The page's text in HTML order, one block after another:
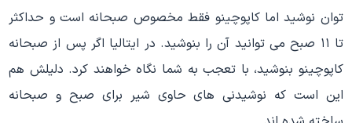
توان نوشید اما کاپوچینو فقط مخصوص صبحانه است و حداکثر
تا ۱۱ صبح می توانید آن را بنوشید. در ایتالیا اگر پس از صبحانه
کاپوچینو بنوشید، با تعجب به شما نگاه خواهند کرد. دلیلش هم
این است که نوشیدنی های حاوی شیر برای صبح و صبحانه